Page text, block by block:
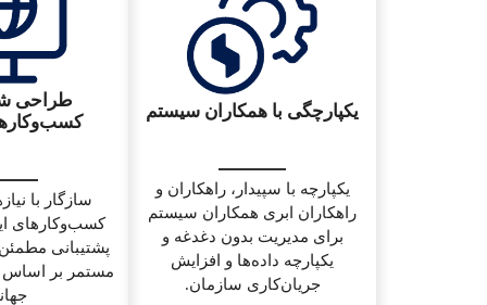
یکپارچگی با همکاران سیستم
یکپارچه با سپیدار، راهکاران و
راهکاران ابری همکاران سیستم
برای مدیریت بدون دغدغه و
یکپارچه داده‌ها و افزایش
جریان‌کاری سازمان.
طراحی
سازگار با
کسب‌وکارهای
پشتیبانی
مستمر بر اساس